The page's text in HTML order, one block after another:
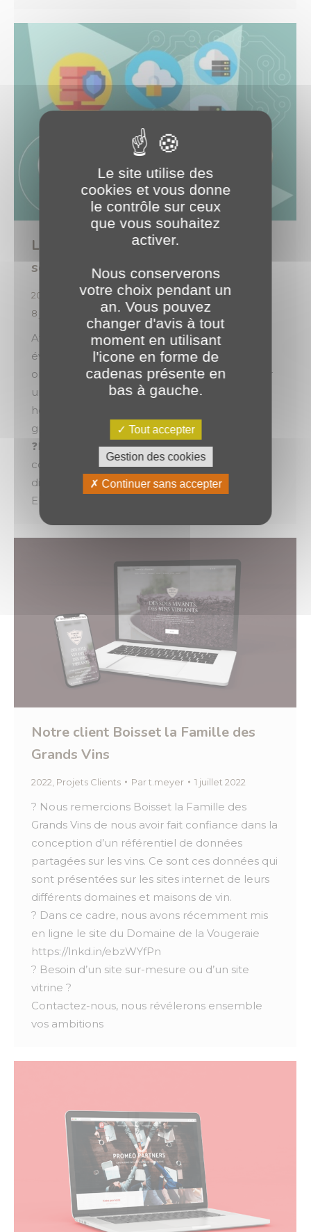
L’accompagnement de Goelia dans
son évolution
2022 Expertises,Projets Clients Paro.brotel
8 juillet 2022
Afin d’accompagner @Goelia dans son
évolution, les équipes de PLANET Bourgogne
ont eu l’occasion de concevoir et de déployer
une nouvelle plateforme destinée à pouvoir
héberger l’ensemble des applicatifs web du
groupe (hébergés auparavant sur 3 serveurs).
❓Pourquoi ce changement❓ ◾ Cette nouvelle
configuration engendre une meilleure
disponibilité et de meilleures performances. ◾
Elle est également dotée…
Notre client Boisset la Famille des
Grands Vins
2022 Projets Clients Part.meyer 1 juillet 2022
? Nous remercions Boisset la Famille des
Grands Vins de nous avoir fait confiance dans la
conception d’un référentiel de données
partagées sur les vins. Ce sont ces données qui
sont présentées sur les sites internet de leurs
différents domaines et maisons de vin.
? Dans ce cadre, nous avons récemment mis
en ligne le site du Domaine de la Vougeraie
https://lnkd.in/ebzWYfPn
? Besoin d’un site sur-mesure ou d’un site
vitrine ?
Contactez-nous, nous révélerons ensemble
vos ambitions
Le site utilise des
cookies et vous donne
le contrôle sur ceux
que vous souhaitez
activer.
Nous conserverons
votre choix pendant un
an. Vous pouvez
changer d'avis à tout
moment en utilisant
l'icone en forme de
cadenas présente en
bas à gauche.
Tout accepter
Gestion des cookies
Continuer sans accepter